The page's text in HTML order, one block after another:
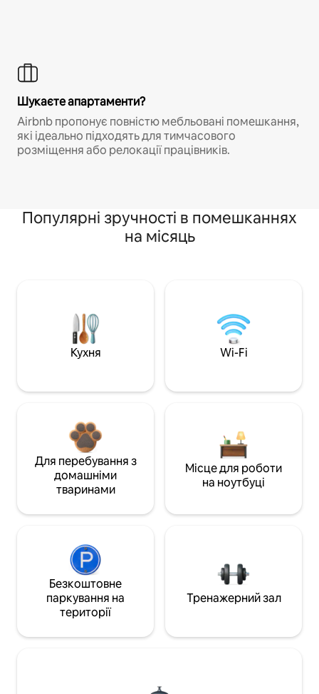
Шукаєте апартаменти?
Airbnb пропонує повністю мебльовані помешкання,
які ідеально підходять для тимчасового
розміщення або релокації працівників.
Популярні зручності в помешканнях
на місяць
Кухня Wi-Fi
Для перебування з
домашніми
тваринами
Місце для роботи
на ноутбуці
Безкоштовне
паркування на
території
Тренажерний зал